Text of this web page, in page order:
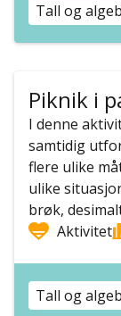
Tall og
Piknik i
I denne
samtidig
flere ulike
ulike
brøk,
Aktivitet
Tall og